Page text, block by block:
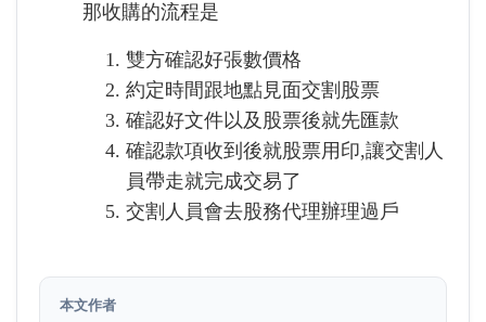
那收購的流程是
雙方確認好張數價格
約定時間跟地點見面交割股票
確認好文件以及股票後就先匯款
確認款項收到後就股票用印,讓交割人
員帶走就完成交易了
交割人員會去股務代理辦理過戶
本文作者